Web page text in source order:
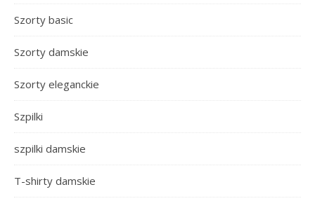
Szorty basic
Szorty damskie
Szorty eleganckie
Szpilki
szpilki damskie
T-shirty damskie